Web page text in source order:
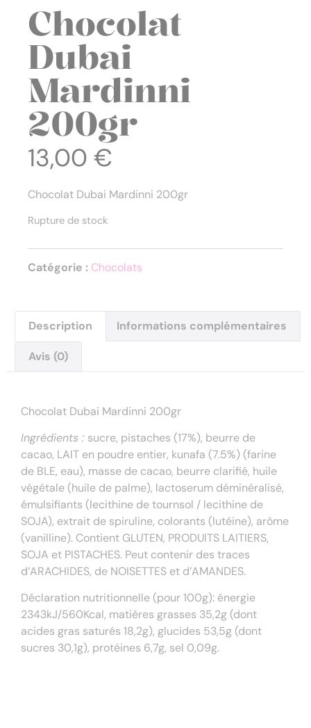
Chocolat
Dubai
Mardinni
200gr
13,00 €
Chocolat Dubai Mardinni 200gr
Rupture de stock
Catégorie : Chocolats
Description Informations complémentaires
Avis (0)
Chocolat Dubai Mardinni 200gr
Ingrédients : sucre, pistaches (17%), beurre de
cacao, LAIT en poudre entier, kunafa (7.5%) (farine
de BLE, eau), masse de cacao, beurre clarifié, huile
végétale (huile de palme), lactoserum déminéralisé,
émulsifiants (lecithine de tournsol / lecithine de
SOJA), extrait de spiruline, colorants (lutéine), arôme
(vanilline). Contient GLUTEN, PRODUITS LAITIERS,
SOJA et PISTACHES. Peut contenir des traces
d’ARACHIDES, de NOISETTES et d’AMANDES.
Déclaration nutritionnelle (pour 100g): énergie
2343kJ/560Kcal, matières grasses 35,2g (dont
acides gras saturés 18,2g), glucides 53,5g (dont
sucres 30,1g), protéines 6,7g, sel 0,09g.